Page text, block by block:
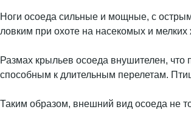
Ноги осоеда сильные и мощные, с
ловким при охоте на насекомых и
Размах крыльев осоеда внушителен, что
способным к длительным перелетам.
Таким образом, внешний вид осоеда не